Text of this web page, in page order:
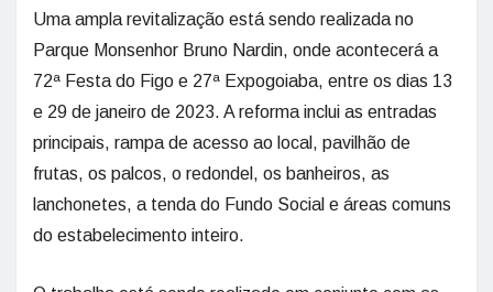
Uma ampla revitalização está sendo realizada no
Parque Monsenhor Bruno Nardin, onde acontecerá a
72ª Festa do Figo e 27ª Expogoiaba, entre os dias 13
e 29 de janeiro de 2023. A reforma inclui as entradas
principais, rampa de acesso ao local, pavilhão de
frutas, os palcos, o redondel, os banheiros, as
lanchonetes, a tenda do Fundo Social e áreas comuns
do estabelecimento inteiro.